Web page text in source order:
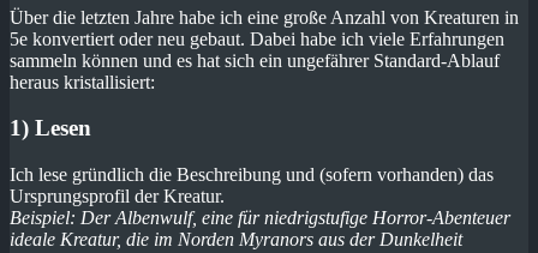
Über die letzten Jahre habe ich eine große Anzahl von Kreaturen in
5e konvertiert oder neu gebaut. Dabei habe ich viele Erfahrungen
sammeln können und es hat sich ein ungefährer Standard-Ablauf
heraus kristallisiert:
1) Lesen
Ich lese gründlich die Beschreibung und (sofern vorhanden) das
Ursprungsprofil der Kreatur.
Beispiel: Der Albenwulf, eine für niedrigstufige Horror-Abenteuer
ideale Kreatur, die im Norden Myranors aus der Dunkelheit